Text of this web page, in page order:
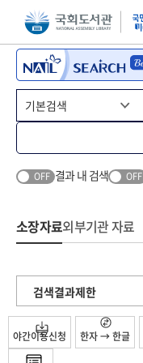
본문 바로가기주메뉴 바로가기
OFF 결과 내 검색 OFF
소장자료외부기관 자료
검색결과제한
야간이용신청 한자 → 한글